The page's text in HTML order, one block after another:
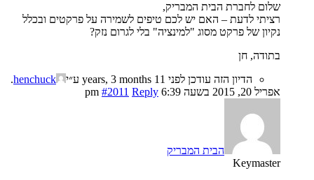
שלום לחברת הבית המבריק,
רציתי לדעת – האם יש לכם טיפים לשמירה על פרקטים ובכלל
נקיון של פרקט מסוג "למינציה" בלי לגרום נזק?
בתודה, חן
הדיון הזה עודכן לפני 11 years, 3 months ע״י
henchuck
.
אפריל 20, 2015 בשעה 6:39 pm
#2011 Reply
הבית המבריק
Keymaster